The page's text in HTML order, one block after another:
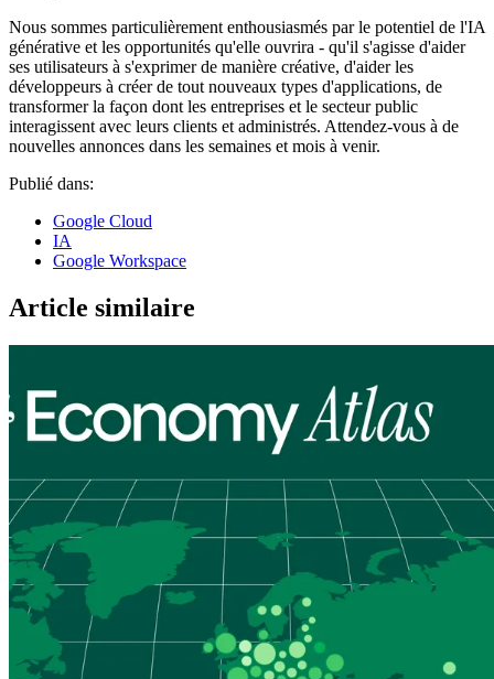
Nous sommes particulièrement enthousiasmés par le potentiel de l'IA
générative et les opportunités qu'elle ouvrira - qu'il s'agisse d'aider
ses utilisateurs à s'exprimer de manière créative, d'aider les
développeurs à créer de tout nouveaux types d'applications, de
transformer la façon dont les entreprises et le secteur public
interagissent avec leurs clients et administrés. Attendez-vous à de
nouvelles annonces dans les semaines et mois à venir.
Publié dans:
Google Cloud
IA
Google Workspace
Article similaire